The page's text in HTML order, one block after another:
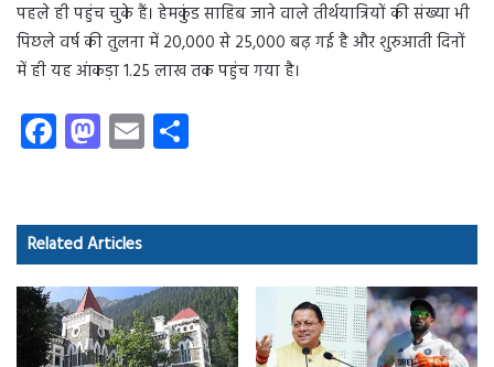
पहले ही पहुंच चुके हैं। हेमकुंड साहिब जाने वाले तीर्थयात्रियों की संख्या भी
पिछले वर्ष की तुलना में 20,000 से 25,000 बढ़ गई है और शुरुआती दिनों
में ही यह आंकड़ा 1.25 लाख तक पहुंच गया है।
Fa
ce
o
ok
M
as
d
o
n
E
m
Related Articles